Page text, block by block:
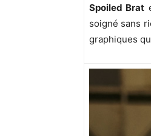
Spoiled Brat
soigné sans
graphiques